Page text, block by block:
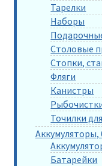
Тарелки
Наборы
Столовые
Стопки,
Фляги
Канистры
Точилки
Аккумуляторы,
Батарейки